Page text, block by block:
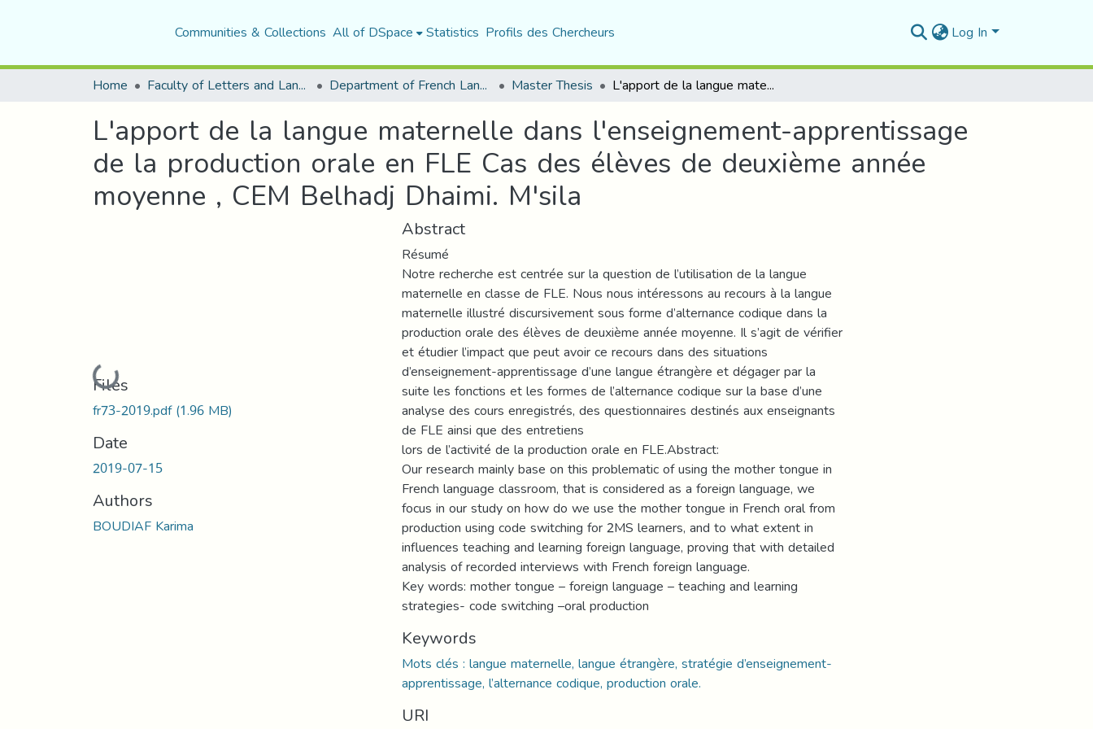
Communities & Collections All of DSpace Statistics Profils des Chercheurs Log In
Home Faculty of Letters and Languages Department of French Language and Literature Master Thesis L'apport de la langue maternelle dans l'enseignement-apprentissage de la production orale en FLE Cas des élèves de deuxième année moyenne , CEM Belhadj Dhaimi. M'sila
L'apport de la langue maternelle dans l'enseignement-apprentissage
de la production orale en FLE Cas des élèves de deuxième année
moyenne , CEM Belhadj Dhaimi. M'sila
Loading...
Files
fr73-2019.pdf(1.96 MB)
Date
2019-07-15
Authors
BOUDIAF Karima
Abstract
Résumé
Notre recherche est centrée sur la question de l’utilisation de la langue
maternelle en classe de FLE. Nous nous intéressons au recours à la langue
maternelle illustré discursivement sous forme d’alternance codique dans la
production orale des élèves de deuxième année moyenne. Il s’agit de vérifier
et étudier l’impact que peut avoir ce recours dans des situations
d’enseignement-apprentissage d’une langue étrangère et dégager par la
suite les fonctions et les formes de l’alternance codique sur la base d’une
analyse des cours enregistrés, des questionnaires destinés aux enseignants
de FLE ainsi que des entretiens
lors de l’activité de la production orale en FLE.Abstract:
Our research mainly base on this problematic of using the mother tongue in
French language classroom, that is considered as a foreign language, we
focus in our study on how do we use the mother tongue in French oral from
production using code switching for 2MS learners, and to what extent in
influences teaching and learning foreign language, proving that with detailed
analysis of recorded interviews with French foreign language.
Key words: mother tongue – foreign language – teaching and learning
strategies- code switching –oral production
Keywords
Mots clés : langue maternelle, langue étrangère, stratégie d’enseignement-
apprentissage, l’alternance codique, production orale.
URI